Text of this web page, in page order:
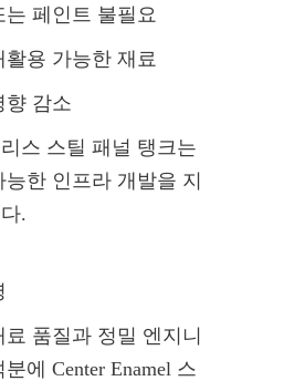
는 페인트 불필요
활용 가능한 재료
향 감소
스 스틸 패널 탱크는
능한 인프라 개발을 지
.
료 품질과 정밀 엔지니
에 Center Enamel 스